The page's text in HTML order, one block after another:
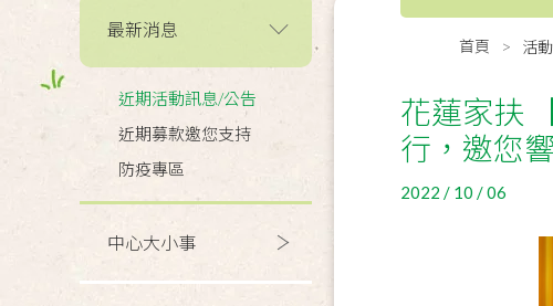
最新消息
近期活動訊息/公告
近期募款邀您支持
防疫專區
中心大小事
首頁 活
花蓮家扶
行，邀您
2022 / 10 / 06